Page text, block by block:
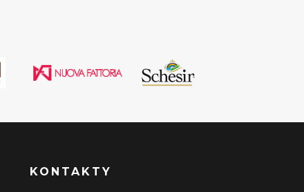
KONTAKTY